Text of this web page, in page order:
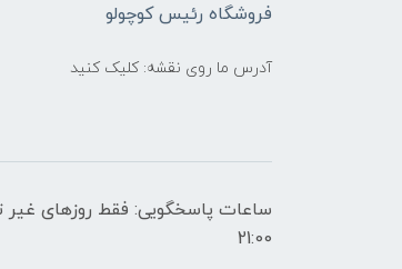
فروشگاه رئیس کوچولو
آدرس ما روی نقشه: کلیک کنید
21:00